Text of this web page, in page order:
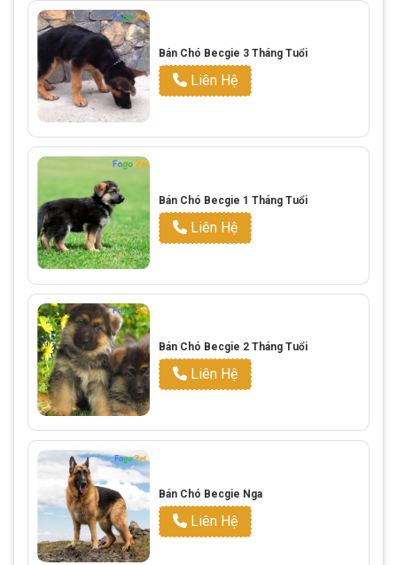
Bán Chó Becgie 3 Tháng Tuổi
Liên Hệ
Bán Chó Becgie 1 Tháng Tuổi
Liên Hệ
Bán Chó Becgie 2 Tháng Tuổi
Liên Hệ
Bán Chó Becgie Nga
Liên Hệ